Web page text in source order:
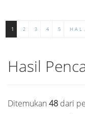
1 2 3 4 5
Hasil
Ditemukan 48 dari